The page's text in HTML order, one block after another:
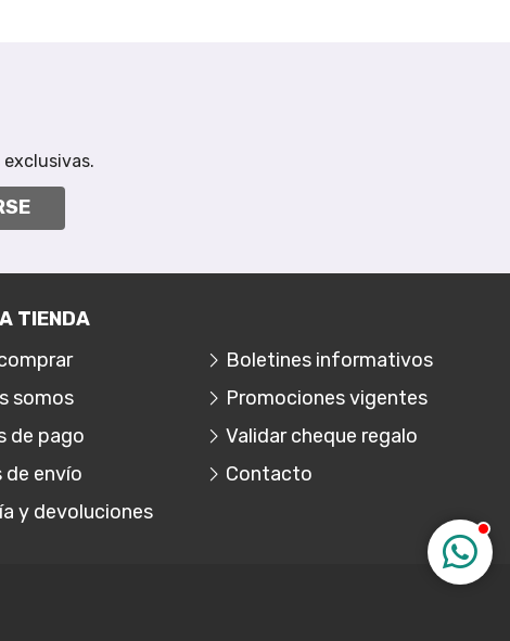
TIENDA
somos
de pago
de envío
y devoluciones
Boletines informativos
Promociones vigentes
Validar cheque regalo
Contacto